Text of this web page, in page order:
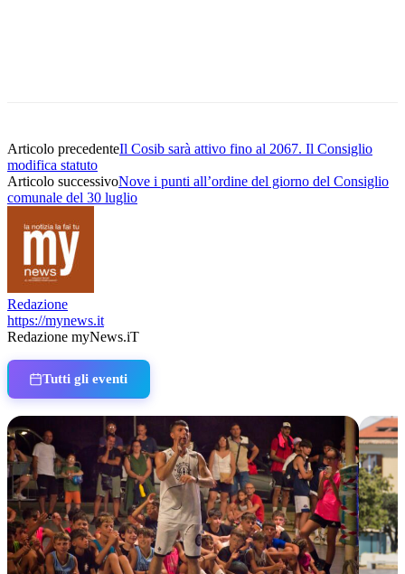
Articolo precedenteIl Cosib sarà attivo fino al 2067. Il Consiglio
modifica statuto
Articolo successivoNove i punti all’ordine del giorno del Consiglio
comunale del 30 luglio
Redazione
https://mynews.it
Redazione myNews.iT
Tutti gli eventi